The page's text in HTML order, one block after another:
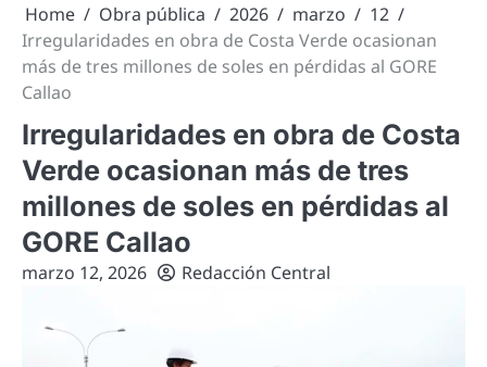
Home Obra pública 2026 marzo
12
Irregularidades en obra de Costa Verde ocasionan
más de tres millones de soles en pérdidas al GORE
Callao
Irregularidades en obra de Costa
Verde ocasionan más de tres
millones de soles en pérdidas al
GORE Callao
marzo 12, 2026 Redacción Central